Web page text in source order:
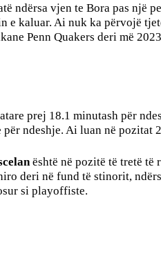
ndërsa vjen te Bora pas një
e kaluar. Ai nuk ka përvojë
Penn Quakers deri më
prej 18.1 minutash për
ndeshje. Ai luan në pozitat
është në pozitë të tretë të
deri në fund të stinorit,
si playoffiste.